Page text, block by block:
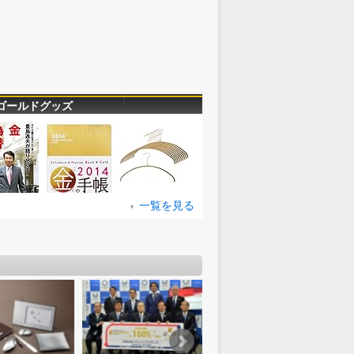
ールドグッズ
一覧を見る